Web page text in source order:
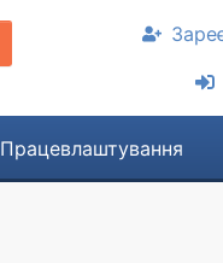
Працевлаштування